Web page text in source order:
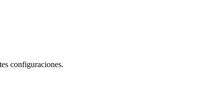
configuraciones.